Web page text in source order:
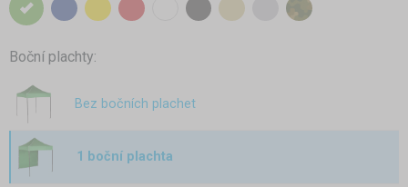
Boční plachty:
Bez bočních plachet
1 boční plachta